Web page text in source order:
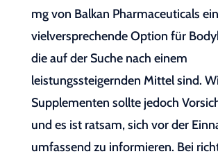
mg von Balkan Pharmaceuticals
vielversprechende Option für
die auf der Suche nach einem
leistungssteigernden Mittel sind.
Supplementen sollte jedoch
und es ist ratsam, sich vor der
umfassend zu informieren. Bei